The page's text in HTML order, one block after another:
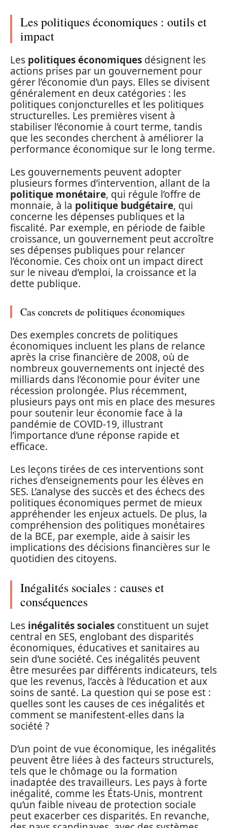
Les politiques économiques : outils et
impact
Les politiques économiques désignent les
actions prises par un gouvernement pour
gérer l’économie d’un pays. Elles se divisent
généralement en deux catégories : les
politiques conjoncturelles et les politiques
structurelles. Les premières visent à
stabiliser l’économie à court terme, tandis
que les secondes cherchent à améliorer la
performance économique sur le long terme.
Les gouvernements peuvent adopter
plusieurs formes d’intervention, allant de la
politique monétaire, qui régule l’offre de
monnaie, à la politique budgétaire, qui
concerne les dépenses publiques et la
fiscalité. Par exemple, en période de faible
croissance, un gouvernement peut accroître
ses dépenses publiques pour relancer
l’économie. Ces choix ont un impact direct
sur le niveau d’emploi, la croissance et la
dette publique.
Cas concrets de politiques économiques
Des exemples concrets de politiques
économiques incluent les plans de relance
après la crise financière de 2008, où de
nombreux gouvernements ont injecté des
milliards dans l’économie pour éviter une
récession prolongée. Plus récemment,
plusieurs pays ont mis en place des mesures
pour soutenir leur économie face à la
pandémie de COVID-19, illustrant
l’importance d’une réponse rapide et
efficace.
Les leçons tirées de ces interventions sont
riches d’enseignements pour les élèves en
SES. L’analyse des succès et des échecs des
politiques économiques permet de mieux
appréhender les enjeux actuels. De plus, la
compréhension des politiques monétaires
de la BCE, par exemple, aide à saisir les
implications des décisions financières sur le
quotidien des citoyens.
Inégalités sociales : causes et
conséquences
Les inégalités sociales constituent un sujet
central en SES, englobant des disparités
économiques, éducatives et sanitaires au
sein d’une société. Ces inégalités peuvent
être mesurées par différents indicateurs, tels
que les revenus, l’accès à l’éducation et aux
soins de santé. La question qui se pose est :
quelles sont les causes de ces inégalités et
comment se manifestent-elles dans la
société ?
D’un point de vue économique, les inégalités
peuvent être liées à des facteurs structurels,
tels que le chômage ou la formation
inadaptée des travailleurs. Les pays à forte
inégalité, comme les États-Unis, montrent
qu’un faible niveau de protection sociale
peut exacerber ces disparités. En revanche,